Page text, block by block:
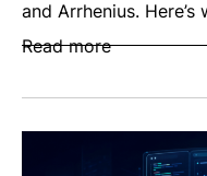
and Arrhenius.
Read more